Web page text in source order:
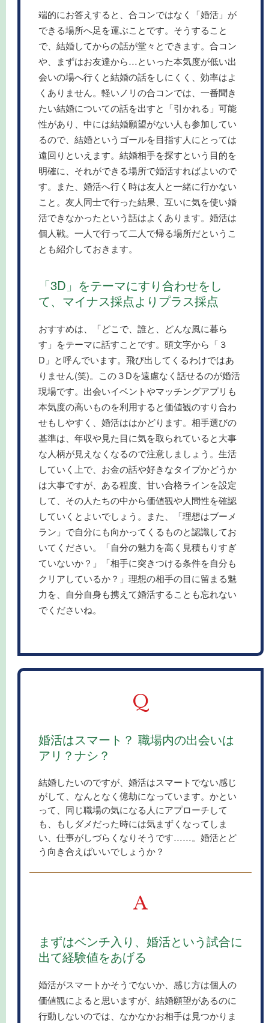
端的にお答えすると、合コンではなく「婚活」が
できる場所へ足を運ぶことです。そうすること
で、結婚してからの話が堂々とできます。合コン
や、まずはお友達から…といった本気度が低い出
会いの場へ行くと結婚の話をしにくく、効率はよ
くありません。軽いノリの合コンでは、一番聞き
たい結婚についての話を出すと「引かれる」可能
性があり、中には結婚願望がない人も参加してい
るので、結婚というゴールを目指す人にとっては
遠回りといえます。結婚相手を探すという目的を
明確に、それができる場所で婚活すればよいので
す。また、婚活へ行く時は友人と一緒に行かない
こと。友人同士で行った結果、互いに気を使い婚
活できなかったという話はよくあります。婚活は
個人戦。一人で行って二人で帰る場所だというこ
とも紹介しておきます。
「3D」をテーマにすり合わせをし
て、マイナス採点よりプラス採点
おすすめは、「どこで、誰と、どんな風に暮ら
す」をテーマに話すことです。頭文字から「３
D」と呼んでいます。飛び出してくるわけではあ
りません(笑)。この３Dを遠慮なく話せるのが婚活
現場です。出会いイベントやマッチングアプリも
本気度の高いものを利用すると価値観のすり合わ
せもしやすく、婚活ははかどります。相手選びの
基準は、年収や見た目に気を取られていると大事
な人柄が見えなくなるので注意しましょう。生活
していく上で、お金の話や好きなタイプかどうか
は大事ですが、ある程度、甘い合格ラインを設定
して、その人たちの中から価値観や人間性を確認
していくとよいでしょう。また、「理想はブーメ
ラン」で自分にも向かってくるものと認識してお
いてください。「自分の魅力を高く見積もりすぎ
ていないか？」「相手に突きつける条件を自分も
クリアしているか？」理想の相手の目に留まる魅
力を、自分自身も携えて婚活することも忘れない
でくださいね。
Q
婚活はスマート？ 職場内の出会いは
アリ？ナシ？
結婚したいのですが、婚活はスマートでない感じ
がして、なんとなく億劫になっています。かとい
って、同じ職場の気になる人にアプローチして
も、もしダメだった時には気まずくなってしま
い、仕事がしづらくなりそうです……。婚活とど
う向き合えばいいでしょうか？
A
まずはベンチ入り、婚活という試合に
出て経験値をあげる
婚活がスマートかそうでないか、感じ方は個人の
価値観によると思いますが、結婚願望があるのに
行動しないのでは、なかなかお相手は見つかりま